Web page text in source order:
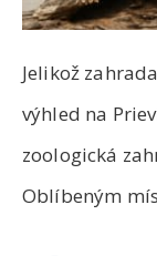
Jelikož
výhled na
zoologická
Oblíbeným